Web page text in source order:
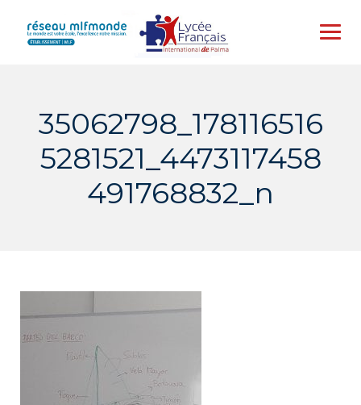
content
35062798_178116516
5281521_4473117458
491768832_n